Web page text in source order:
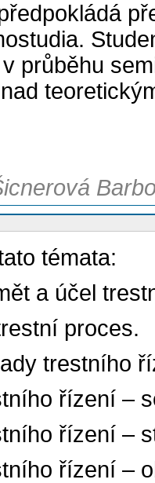
průběhu
témata:
účel
proces.
trestního
řízení –
řízení –
řízení –